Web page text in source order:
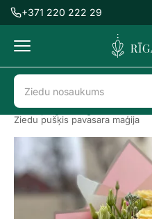
+371 220 222 29
Ziedu
piegāde
Ziedu piegāde Rīgā Visi
Ziedu pušķis pavasara maģija
pušķis
pavasara
maģija